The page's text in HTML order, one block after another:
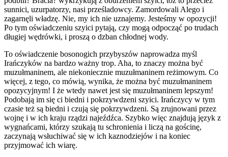
sunnici, uzurpatorzy, nasi prześladowcy. Zamordowali Alego i
zagarnęli władzę. Nie, my ich nie uznajemy. Jesteśmy w opozycji!
Po tym oświadczeniu szyici pytają, czy mogą odpocząć po trudach
długiej wędrówki, i proszą o dzban chłodnej wody.
To oświadczenie bosonogich przybyszów naprowadza myśl
Irańczyków na bardzo ważny trop. Aha, to znaczy można być
muzułmaninem, ale niekoniecznie muzułmaninem reżimowym. Co
więcej, z tego, co mówią, wynika, że można być muzułmaninem
opozycyjnym! I że wtedy nawet jest się muzułmaninem lepszym!
Podobają im się ci biedni i pokrzywdzeni szyici. Irańczycy w tym
czasie też są biedni i czują się pokrzywdzeni. Są zrujnowani przez
wojnę i w ich kraju rządzi najeźdźca. Szybko więc znajdują język z
wygnańcami, którzy szukają tu schronienia i liczą na gościnę,
zaczynają wsłuchiwać się w ich kaznodziejów i na koniec
przyjmować ich wiarę.